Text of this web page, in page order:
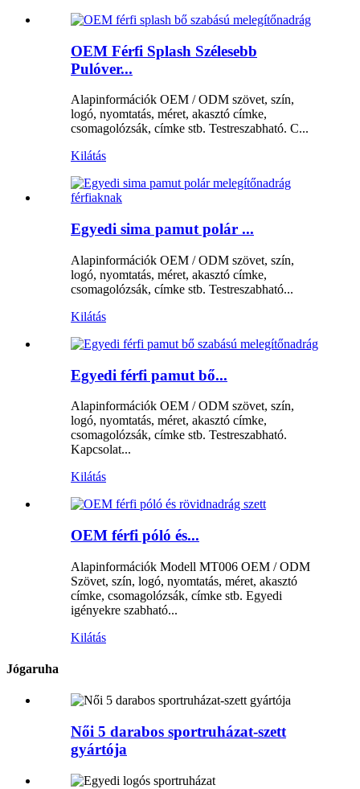
OEM Férfi Splash Szélesebb
Pulóver...
Alapinformációk OEM / ODM szövet, szín,
logó, nyomtatás, méret, akasztó címke,
csomagolózsák, címke stb. Testreszabható. C...
Kilátás
Egyedi sima pamut polár ...
Alapinformációk OEM / ODM szövet, szín,
logó, nyomtatás, méret, akasztó címke,
csomagolózsák, címke stb. Testreszabható...
Kilátás
Egyedi férfi pamut bő...
Alapinformációk OEM / ODM szövet, szín,
logó, nyomtatás, méret, akasztó címke,
csomagolózsák, címke stb. Testreszabható.
Kapcsolat...
Kilátás
OEM férfi póló és...
Alapinformációk Modell MT006 OEM / ODM
Szövet, szín, logó, nyomtatás, méret, akasztó
címke, csomagolózsák, címke stb. Egyedi
igényekre szabható...
Kilátás
Jógaruha
Női 5 darabos sportruházat-szett
gyártója